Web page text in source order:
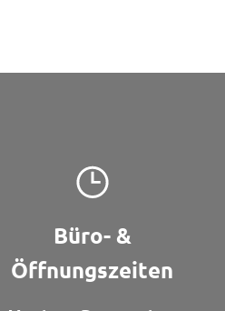
Büro- &
Öffnungszeiten